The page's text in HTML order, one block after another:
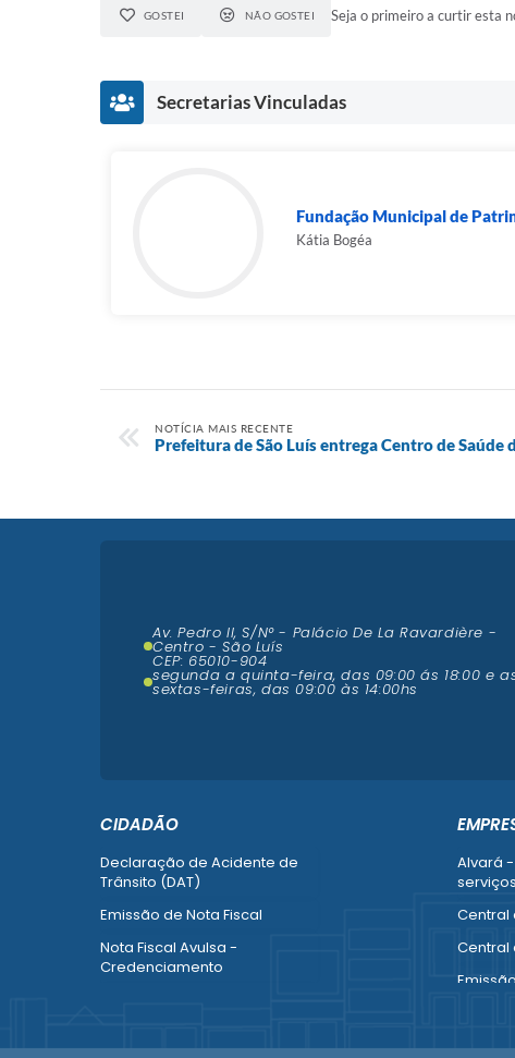
GOSTEI NÃO GOSTEI Seja o primeiro a curtir esta
Secretarias Vinculadas
Fundação Municipal de
Kátia Bogéa
NOTÍCIA MAIS RECENTE
Prefeitura de São Luís entrega Centro de Saúde
CIDADÃO
Declaração de Acidente de
Trânsito (DAT)
Emissão de Nota Fiscal
Nota Fiscal Avulsa -
Credenciamento
Ver mais serviços do Cidadão
Alvará
Central
Central
Av. Pedro II, S/N° - Palácio De La Ravardière -
Centro - São Luís
CEP: 65010-904
segunda a quinta-feira, das 09:00 ás 18:00 e
sextas-feiras, das 09:00 às 14:00hs